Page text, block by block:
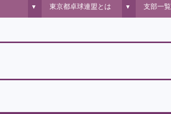
▼ 東京都卓球連盟とは ▼ 支部一覧